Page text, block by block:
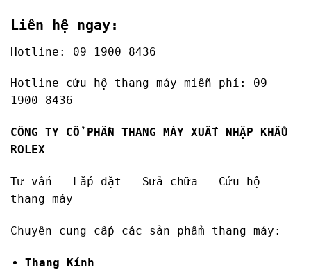
Liên hệ ngay:
Hotline: 09 1900 8436
Hotline cứu hộ thang máy miễn phí: 09
1900 8436
CÔNG TY CỔ PHẦN THANG MÁY XUẤT NHẬP KHẨU
ROLEX
Tư vấn – Lắp đặt – Sửa chữa – Cứu hộ
thang máy
Chuyên cung cấp các sản phẩm thang máy:
Thang Kính